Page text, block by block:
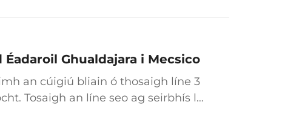
Ghualdajara i Mecsico
an cúigiú bliain ó thosaigh líne 3
Tosaigh an líne seo ag seirbhís le
tá sé anois ina bhunbheartas